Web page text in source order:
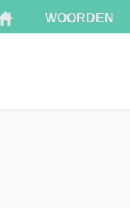
WOORDEN